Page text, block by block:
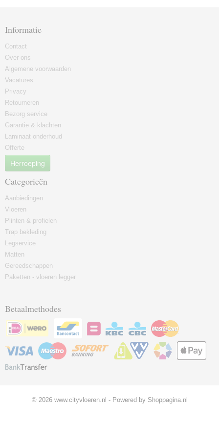
Informatie
Contact
Over ons
Algemene voorwaarden
Vacatures
Privacy
Retourneren
Bezorg service
Garantie & klachten
Laminaat onderhoud
Offerte
Herroeping
Categorieën
Aanbiedingen
Vloeren
Plinten & profielen
Trap bekleding
Legservice
Matten
Gereedschappen
Paketten - vloeren legger
Betaalmethodes
© 2026 www.cityvloeren.nl - Powered by Shoppagina.nl